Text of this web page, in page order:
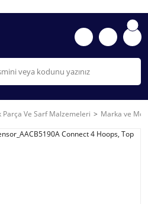
Parça Ve Sarf Malzemeleri Marka ve